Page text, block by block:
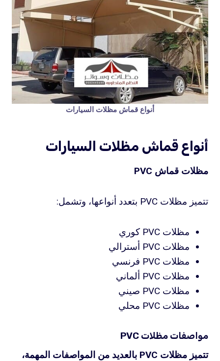
أنواع قماش مظلات السيارات
أنواع قماش مظلات السيارات
مظلات قماش PVC
تتميز مظلات PVC بتعدد أنواعها، وتشمل:
مظلات PVC كوري
مظلات PVC أسترالي
مظلات PVC فرنسي
مظلات PVC ألماني
مظلات PVC صيني
مظلات PVC محلي
مواصفات مظلات PVC
تتميز مظلات PVC بالعديد من المواصفات المهمة،